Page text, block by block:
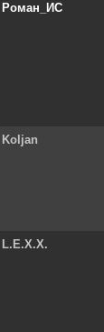
Роман_ИС
Koljan
L.E.X.X.